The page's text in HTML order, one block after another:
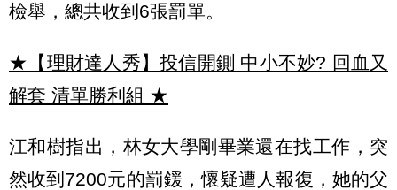
檢舉，總共收到6張罰單。
★【理財達人秀】投信開鍘 中小不妙? 回血又
解套 清單勝利組 ★
江和樹指出，林女大學剛畢業還在找工作，突
然收到7200元的罰鍰，懷疑遭人報復，她的父